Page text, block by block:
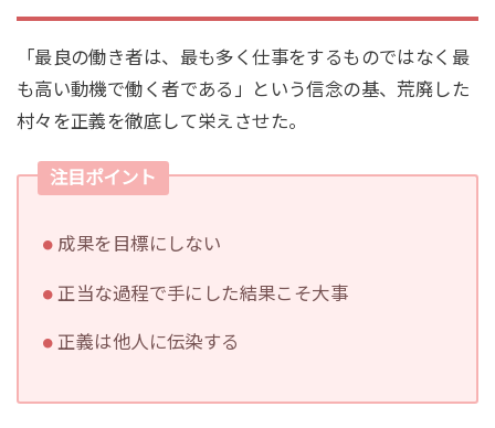
「最良の働き者は、最も多く仕事をするものではなく最
も高い動機で働く者である」という信念の基、荒廃した
村々を正義を徹底して栄えさせた。
注目ポイント
成果を目標にしない
正当な過程で手にした結果こそ大事
正義は他人に伝染する